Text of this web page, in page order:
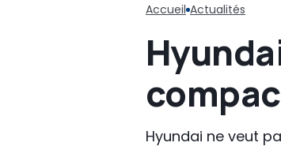
Accueil Actualités
Hyundai ne veut